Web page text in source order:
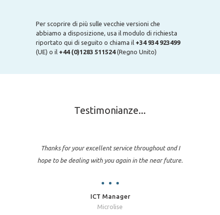
Per scoprire di più sulle vecchie versioni che
abbiamo a disposizione, usa il modulo di richiesta
riportato qui di seguito o chiama il +34 934 923499
(UE) o il +44 (0)1283 511524(Regno Unito)
Testimonianze...
Thanks for your excellent service throughout and I
hope to be dealing with you again in the near future.
ICT Manager
Microlise